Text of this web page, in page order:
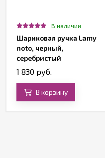
В наличии
Шариковая ручка Lamy
noto, черный,
серебристый
1 830 руб.
В корзину